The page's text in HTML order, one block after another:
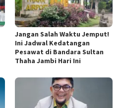
Jangan Salah Waktu Jemput!
Ini Jadwal Kedatangan
Pesawat di Bandara Sultan
Thaha Jambi Hari Ini